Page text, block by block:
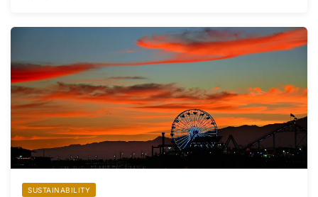
SUSTAINABILITY